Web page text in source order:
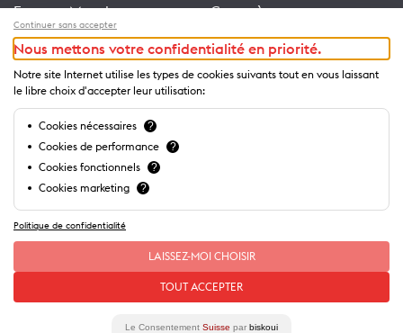
Espace Membres
Emploi
Conditions générales
d’utilisation
Politique de
confidentialité
Congrès
Trade
Espace Médias
Annonceurs
Brochures et guides
Continuer sans accepter
Nous mettons votre confidentialité en priorité.
Notre site Internet utilise les types de cookies suivants tout en vous laissant
le libre choix d'accepter leur utilisation:
Cookies nécessaires ?
Cookies de performance ?
Cookies fonctionnels ?
Cookies marketing ?
Politique de confidentialité
LAISSEZ-MOI CHOISIR
TOUT ACCEPTER
Le Consentement Suisse par biskoui